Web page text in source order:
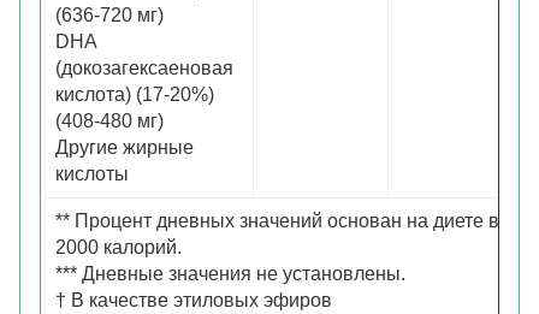
(636-720 мг)
DHA
(докозагексаеновая
кислота) (17-20%)
(408-480 мг)
Другие жирные
кислоты
** Процент дневных значений основан на диете в
2000 калорий.
*** Дневные значения не установлены.
† В качестве этиловых эфиров